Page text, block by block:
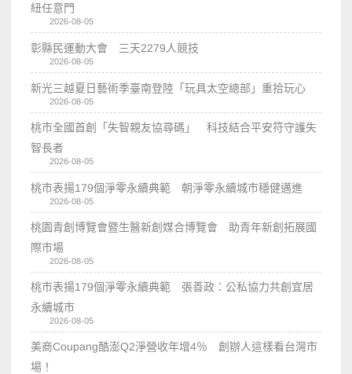
紐任意門
2026-08-05
彰縣民運動大會 三天2279人競技
2026-08-05
新光三越夏日藝術季臺南登陸「玩具太空總部」重拾玩心
2026-08-05
桃市全國首創「失智親友協尋碼」 科技結合平安符守護失
智長者
2026-08-05
桃市表揚179個淨零永續典範 朝淨零永續城市穩健邁進
2026-08-05
桃園青創博覽會暨生醫新創媒合博覽會 助青年新創拓展國
際市場
2026-08-05
桃市表揚179個淨零永續典範 張善政：公私協力共創宜居
永續城市
2026-08-05
美商Coupang酷澎Q2淨營收年增4％ 創辦人這樣看台灣市
場！